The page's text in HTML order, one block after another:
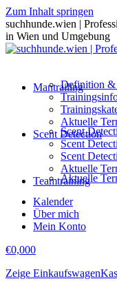
Zum Inhalt springen
suchhunde.wien |
in Wien und Umgebung
MantrailingDefinition &
Aktuelle
Scent Detection
Scent
Scent
Scent
Aktuelle
Teamtraining
Aktuelle
Kalender
Über mich
Mein Konto
€0,000
Zeige Einkaufswagen